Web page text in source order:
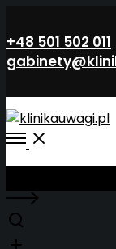
+48 501 502 011